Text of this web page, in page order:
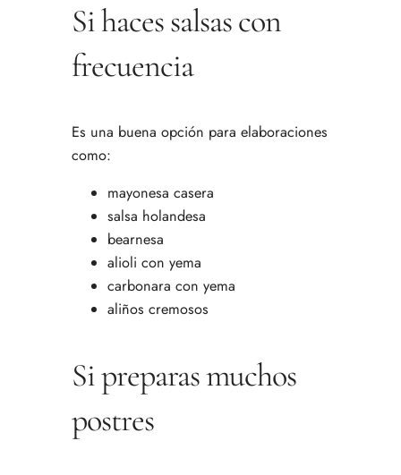
Si haces salsas con
frecuencia
Es una buena opción para elaboraciones
como:
mayonesa casera
salsa holandesa
bearnesa
alioli con yema
carbonara con yema
aliños cremosos
Si preparas muchos
postres